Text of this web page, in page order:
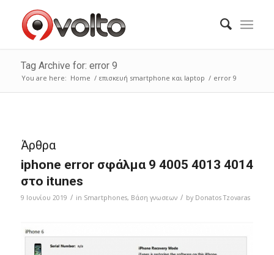
Tag Archive for: error 9
You are here: Home / επισκευή smartphone και laptop / error 9
Άρθρα
iphone error σφάλμα 9 4005 4013 4014
στο itunes
9 Ιουνίου 2019 / in Smartphones, Bάση γνωσεων / by Donatos Tzovaras